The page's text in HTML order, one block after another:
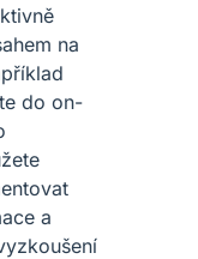
na
do on-
a